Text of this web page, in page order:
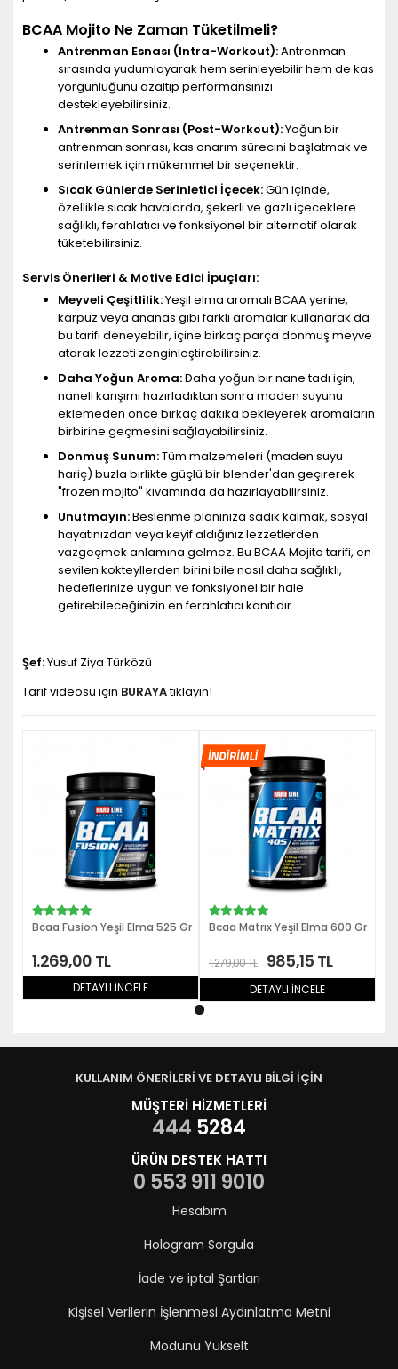
BCAA Mojito Ne Zaman Tüketilmeli?
Antrenman Esnası (Intra-Workout):Antrenman
sırasında yudumlayarak hem serinleyebilir hem de kas
yorgunluğunu azaltıp performansınızı
destekleyebilirsiniz.
Antrenman Sonrası (Post-Workout):Yoğun bir
antrenman sonrası, kas onarım sürecini başlatmak ve
serinlemek için mükemmel bir seçenektir.
Sıcak Günlerde Serinletici İçecek:Gün içinde,
özellikle sıcak havalarda, şekerli ve gazlı içeceklere
sağlıklı, ferahlatıcı ve fonksiyonel bir alternatif olarak
tüketebilirsiniz.
Servis Önerileri & Motive Edici İpuçları:
Meyveli Çeşitlilik:Yeşil elma aromalı BCAA yerine,
karpuz veya ananas gibi farklı aromalar kullanarak da
bu tarifi deneyebilir, içine birkaç parça donmuş meyve
atarak lezzeti zenginleştirebilirsiniz.
Daha Yoğun Aroma:Daha yoğun bir nane tadı için,
naneli karışımı hazırladıktan sonra maden suyunu
eklemeden önce birkaç dakika bekleyerek aromaların
birbirine geçmesini sağlayabilirsiniz.
Donmuş Sunum:Tüm malzemeleri (maden suyu
hariç) buzla birlikte güçlü bir blender'dan geçirerek
"frozen mojito" kıvamında da hazırlayabilirsiniz.
Unutmayın:Beslenme planınıza sadık kalmak, sosyal
hayatınızdan veya keyif aldığınız lezzetlerden
vazgeçmek anlamına gelmez. Bu BCAA Mojito tarifi, en
sevilen kokteyllerden birini bile nasıl daha sağlıklı,
hedeflerinize uygun ve fonksiyonel bir hale
getirebileceğinizin en ferahlatıcı kanıtıdır.
Şef:Yusuf Ziya Türközü
Tarif videosu için BURAYAtıklayın!
Bcaa Fusion Yeşil Elma 525 Gr
1.269,00 TL
DETAYLI İNCELE
Bcaa Matrıx Yeşil Elma 600 Gr
1.279,00 TL 985,15 TL
DETAYLI İNCELE
KULLANIM ÖNERİLERİ VE DETAYLI BİLGİ İÇİN
MÜŞTERİ HİZMETLERİ
444 5284
ÜRÜN DESTEK HATTI
0 553 911 9010
Hesabım
Hologram Sorgula
İade ve iptal Şartları
Kişisel Verilerin İşlenmesi Aydınlatma Metni
Modunu Yükselt